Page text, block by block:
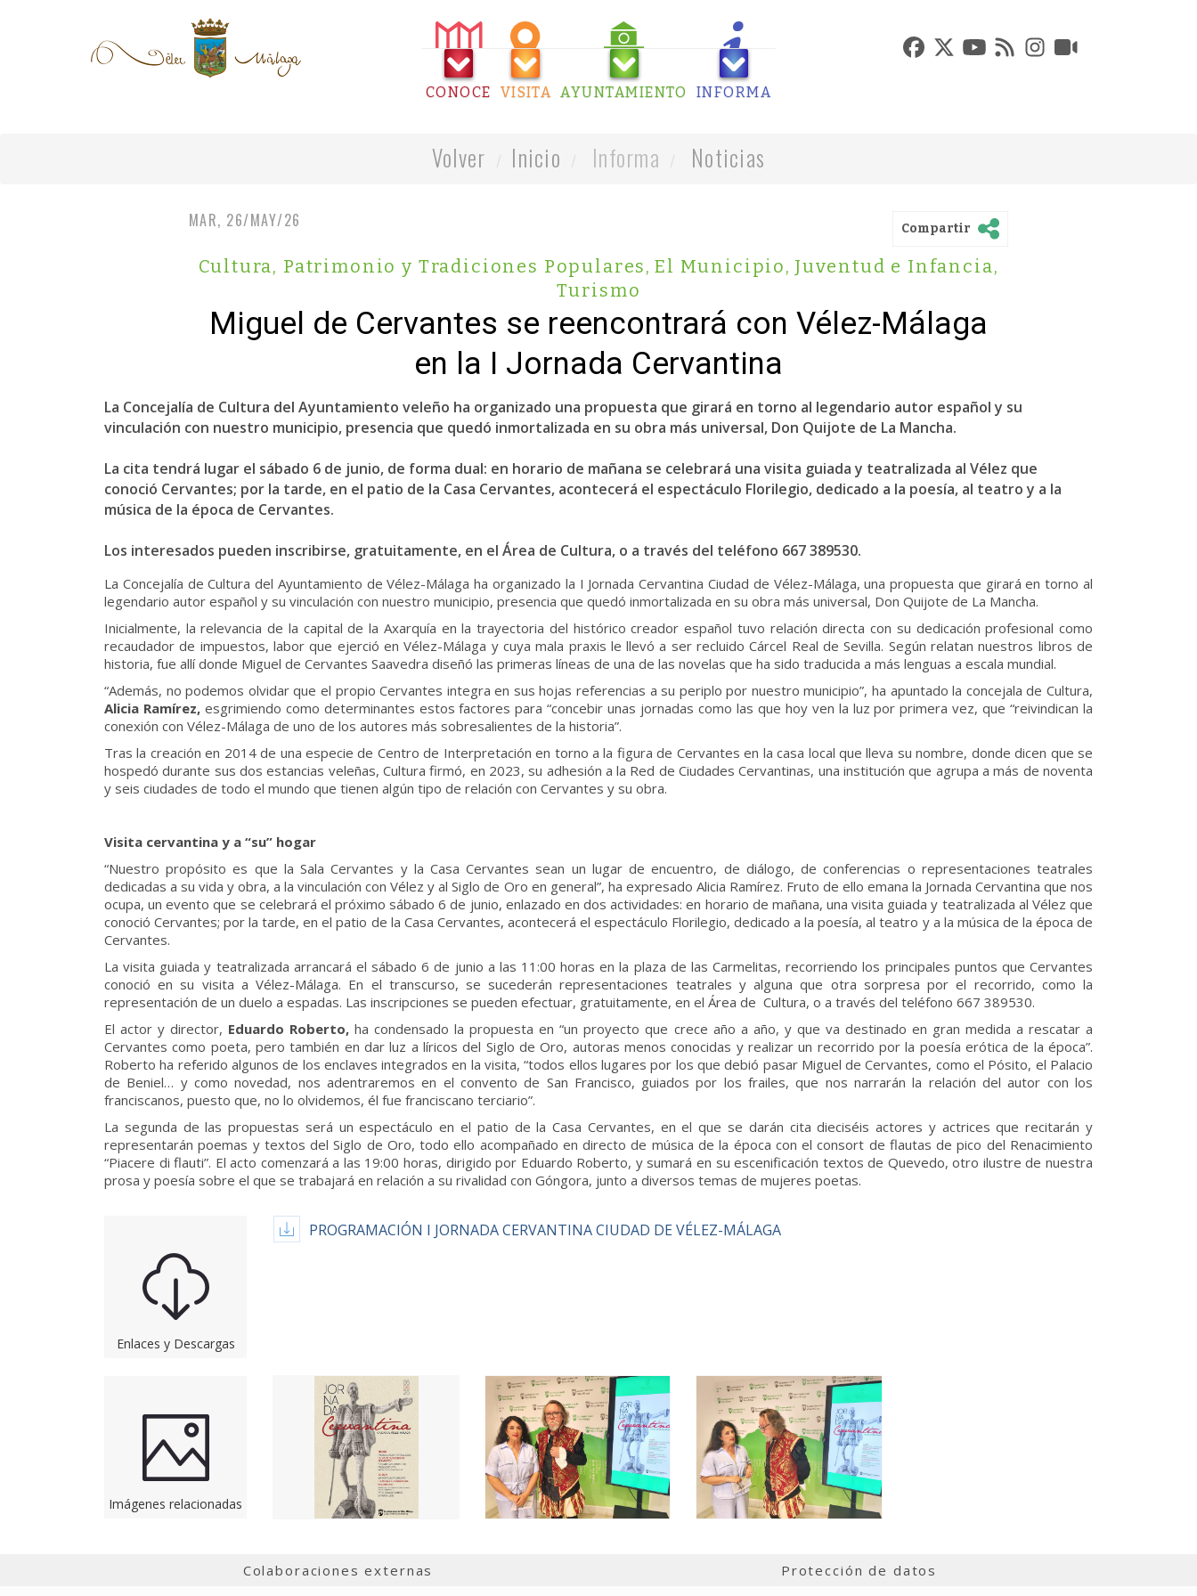
CONOCE VISITA AYUNTAMIENTO INFORMA
Volver Inicio Informa Noticias
MAR, 26/MAY/26 Compartir
Cultura, Patrimonio y Tradiciones Populares, El Municipio, Juventud e Infancia,
Turismo
Miguel de Cervantes se reencontrará con Vélez-Málaga
en la I Jornada Cervantina
La Concejalía de Cultura del Ayuntamiento veleño ha organizado una propuesta que girará en torno al legendario autor español y su
vinculación con nuestro municipio, presencia que quedó inmortalizada en su obra más universal, Don Quijote de La Mancha.
La cita tendrá lugar el sábado 6 de junio, de forma dual: en horario de mañana se celebrará una visita guiada y teatralizada al Vélez que
conoció Cervantes; por la tarde, en el patio de la Casa Cervantes, acontecerá el espectáculo Florilegio, dedicado a la poesía, al teatro y a la
música de la época de Cervantes.
Los interesados pueden inscribirse, gratuitamente, en el Área de Cultura, o a través del teléfono 667 389530.
La Concejalía de Cultura del Ayuntamiento de Vélez-Málaga ha organizado la I Jornada Cervantina Ciudad de Vélez-Málaga, una propuesta que girará en torno al
legendario autor español y su vinculación con nuestro municipio, presencia que quedó inmortalizada en su obra más universal, Don Quijote de La Mancha.
Inicialmente, la relevancia de la capital de la Axarquía en la trayectoria del histórico creador español tuvo relación directa con su dedicación profesional como
recaudador de impuestos, labor que ejerció en Vélez-Málaga y cuya mala praxis le llevó a ser recluido Cárcel Real de Sevilla. Según relatan nuestros libros de
historia, fue allí donde Miguel de Cervantes Saavedra diseñó las primeras líneas de una de las novelas que ha sido traducida a más lenguas a escala mundial.
“Además, no podemos olvidar que el propio Cervantes integra en sus hojas referencias a su periplo por nuestro municipio”, ha apuntado la concejala de Cultura,
Alicia Ramírez,esgrimiendo como determinantes estos factores para “concebir unas jornadas como las que hoy ven la luz por primera vez, que “reivindican la
conexión con Vélez-Málaga de uno de los autores más sobresalientes de la historia”.
Tras la creación en 2014 de una especie de Centro de Interpretación en torno a la figura de Cervantes en la casa local que lleva su nombre, donde dicen que se
hospedó durante sus dos estancias veleñas, Cultura firmó, en 2023, su adhesión a la Red de Ciudades Cervantinas, una institución que agrupa a más de noventa
y seis ciudades de todo el mundo que tienen algún tipo de relación con Cervantes y su obra.
Visita cervantina y a “su” hogar
“Nuestro propósito es que la Sala Cervantes y la Casa Cervantes sean un lugar de encuentro, de diálogo, de conferencias o representaciones teatrales
dedicadas a su vida y obra, a la vinculación con Vélez y al Siglo de Oro en general”, ha expresado Alicia Ramírez. Fruto de ello emana la Jornada Cervantina que nos
ocupa, un evento que se celebrará el próximo sábado 6 de junio, enlazado en dos actividades: en horario de mañana, una visita guiada y teatralizada al Vélez que
conoció Cervantes; por la tarde, en el patio de la Casa Cervantes, acontecerá el espectáculo Florilegio, dedicado a la poesía, al teatro y a la música de la época de
Cervantes.
La visita guiada y teatralizada arrancará el sábado 6 de junio a las 11:00 horas en la plaza de las Carmelitas, recorriendo los principales puntos que Cervantes
conoció en su visita a Vélez-Málaga. En el transcurso, se sucederán representaciones teatrales y alguna que otra sorpresa por el recorrido, como la
representación de un duelo a espadas. Las inscripciones se pueden efectuar, gratuitamente, en el Área de Cultura, o a través del teléfono 667 389530.
El actor y director, Eduardo Roberto, ha condensado la propuesta en “un proyecto que crece año a año, y que va destinado en gran medida a rescatar a
Cervantes como poeta, pero también en dar luz a líricos del Siglo de Oro, autoras menos conocidas y realizar un recorrido por la poesía erótica de la época”.
Roberto ha referido algunos de los enclaves integrados en la visita, “todos ellos lugares por los que debió pasar Miguel de Cervantes, como el Pósito, el Palacio
de Beniel… y como novedad, nos adentraremos en el convento de San Francisco, guiados por los frailes, que nos narrarán la relación del autor con los
franciscanos, puesto que, no lo olvidemos, él fue franciscano terciario”.
La segunda de las propuestas será un espectáculo en el patio de la Casa Cervantes, en el que se darán cita dieciséis actores y actrices que recitarán y
representarán poemas y textos del Siglo de Oro, todo ello acompañado en directo de música de la época con el consort de flautas de pico del Renacimiento
“Piacere di flauti”. El acto comenzará a las 19:00 horas, dirigido por Eduardo Roberto, y sumará en su escenificación textos de Quevedo, otro ilustre de nuestra
prosa y poesía sobre el que se trabajará en relación a su rivalidad con Góngora, junto a diversos temas de mujeres poetas.
Enlaces y Descargas
PROGRAMACIÓN I JORNADA CERVANTINA CIUDAD DE VÉLEZ-MÁLAGA
Imágenes relacionadas
Colaboraciones externas Protección de datos